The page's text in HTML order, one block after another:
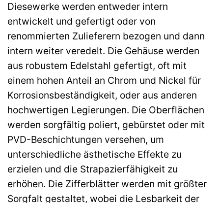
Diesewerke werden entweder intern
entwickelt und gefertigt oder von
renommierten Zulieferern bezogen und dann
intern weiter veredelt. Die Gehäuse werden
aus robustem Edelstahl gefertigt, oft mit
einem hohen Anteil an Chrom und Nickel für
Korrosionsbeständigkeit, oder aus anderen
hochwertigen Legierungen. Die Oberflächen
werden sorgfältig poliert, gebürstet oder mit
PVD-Beschichtungen versehen, um
unterschiedliche ästhetische Effekte zu
erzielen und die Strapazierfähigkeit zu
erhöhen. Die Zifferblätter werden mit größter
Sorgfalt gestaltet, wobei die Lesbarkeit der